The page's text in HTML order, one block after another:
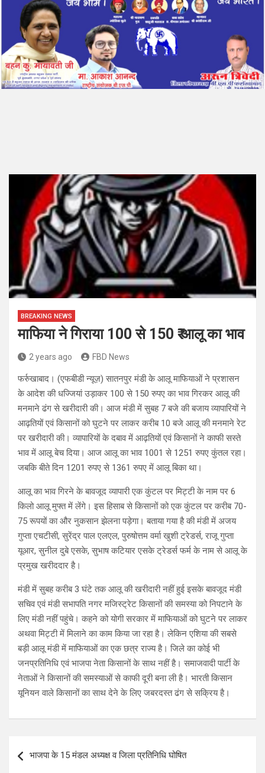
BREAKING NEWS
माफिया ने गिराया 100 से 150 ₹ आलू का भाव
2 years ago FBD News
फर्रुखाबाद। (एफबीडी न्यूज़) सातनपुर मंडी के आलू माफियाओं ने प्रशासन
के आदेश की धज्जियां उड़ाकर 100 से 150 रुपए का भाव गिरकर आलू की
मनमाने ढंग से खरीदारी की। आज मंडी में सुबह 7 बजे की बजाय व्यापारियों ने
आढ़तियों एवं किसानों को घुटने पर लाकर करीब 10 बजे आलू की मनमाने रेट
पर खरीदारी की। व्यापारियों के दबाव में आढ़तियों एवं किसानों ने काफी सस्ते
भाव में आलू बेच दिया। आज आलू का भाव 1001 से 1251 रुपए कुंतल रहा।
जबकि बीते दिन 1201 रुपए से 1361 रुपए में आलू बिका था।
आलू का भाव गिरने के बावजूद व्यापारी एक कुंटल पर मिट्टी के नाम पर 6
किलो आलू मुफ्त में लेंगे। इस हिसाब से किसानों को एक कुंटल पर करीब 70-
75 रूपयों का और नुकसान झेलना पड़ेगा। बताया गया है की मंडी में अजय
गुप्ता एचटीसी, सुरेंद्र पाल एलएल, पुरुषोत्तम वर्मा खुशी ट्रेडर्स, राजू गुप्ता
यूआर, सुनील दुबे एसके, सुभाष कटियार एसके ट्रेडर्स फर्म के नाम से आलू के
प्रमुख खरीददार है।
मंडी में सुबह करीब 3 घंटे तक आलू की खरीदारी नहीं हुई इसके बावजूद मंडी
सचिव एवं मंडी सभापति नगर मजिस्ट्रेट किसानों की समस्या को निपटाने के
लिए मंडी नहीं पहुंचे। कहने को योगी सरकार में माफियाओं को घुटने पर लाकर
अथवा मिट्टी में मिलाने का काम किया जा रहा है। लेकिन एशिया की सबसे
बड़ी आलू मंडी में माफियाओं का एक छत्र राज्य है। जिले का कोई भी
जनप्रतिनिधि एवं भाजपा नेता किसानों के साथ नहीं है। समाजवादी पार्टी के
नेताओं ने किसानों की समस्याओं से काफी दूरी बना ली है। भारती किसान
यूनियन वाले किसानों का साथ देने के लिए जबरदस्त ढंग से सक्रिय है।
navigation
भाजपा के 15 मंडल अध्यक्ष व जिला प्रतिनिधि घोषित